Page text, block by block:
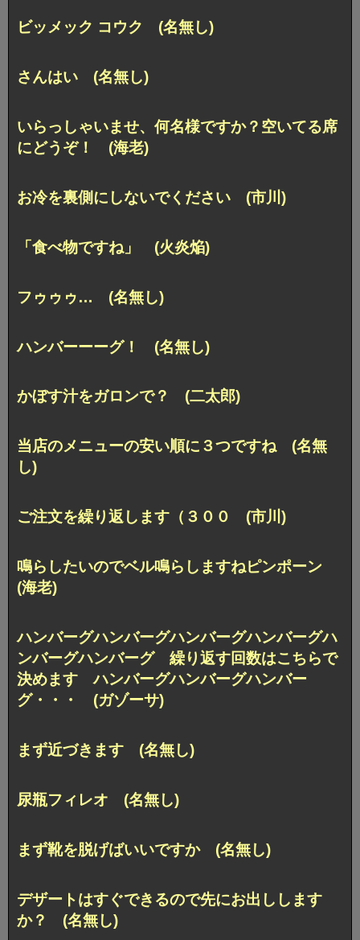
ビッメック コウク (名無し)
さんはい (名無し)
いらっしゃいませ、何名様ですか？空いてる席
にどうぞ！ (海老)
お冷を裏側にしないでください (市川)
「食べ物ですね」 (火炎焔)
フゥゥゥ… (名無し)
ハンバーーーグ！ (名無し)
かぼす汁をガロンで？ (二太郎)
当店のメニューの安い順に３つですね (名無
し)
ご注文を繰り返します（３００ (市川)
鳴らしたいのでベル鳴らしますねピンポーン
(海老)
ハンバーグハンバーグハンバーグハンバーグハ
ンバーグハンバーグ 繰り返す回数はこちらで
決めます ハンバーグハンバーグハンバー
グ・・・ (ガゾーサ)
まず近づきます (名無し)
尿瓶フィレオ (名無し)
まず靴を脱げばいいですか (名無し)
デザートはすぐできるので先にお出しします
か？ (名無し)